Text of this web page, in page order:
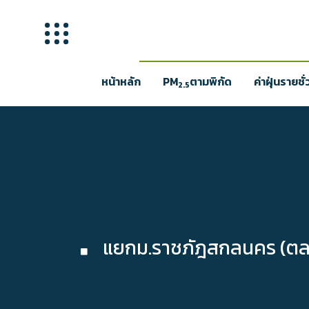
หน้าหลัก PM2.5ตามพิกัด ค่าฝุ่นรายชั่
แยกม.ราชภัฎสกลนคร (ต